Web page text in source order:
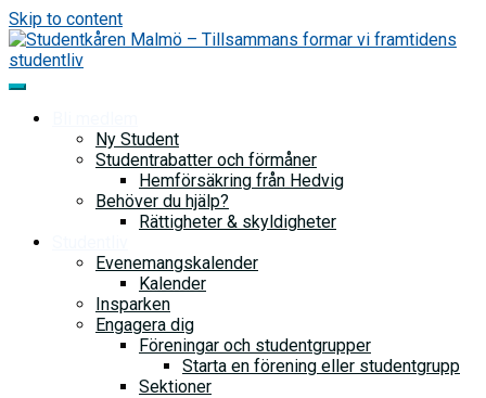
Skip to content
Ny Student
Studentrabatter och förmåner
Hemförsäkring från Hedvig
Behöver du hjälp?
Rättigheter & skyldigheter
Evenemangskalender
Kalender
Insparken
Engagera dig
Föreningar och studentgrupper
Starta en förening eller studentgrupp
Sektioner